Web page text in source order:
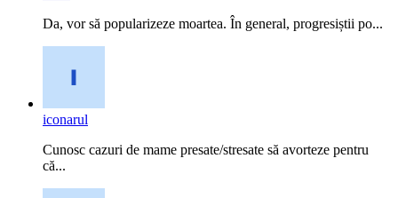
Da, vor să popularizeze moartea. În general, progresiștii po...
iconarul
Cunosc cazuri de mame presate/stresate să avorteze pentru
că...